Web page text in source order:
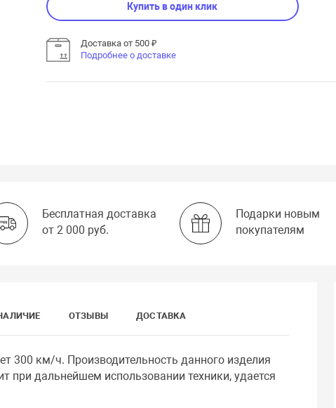
Купить в один клик
Доставка от 500 ₽
Подробнее о доставке
Бесплатная доставка
от 2 000 руб.
Подарки новым
покупателям
ОТЗЫВЫ ДОСТАВКА
300 км/ч. Производительность данного изделия
при дальнейшем использовании техники, удается